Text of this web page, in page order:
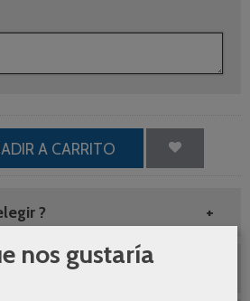
A CARRITO
?
nos gustaría